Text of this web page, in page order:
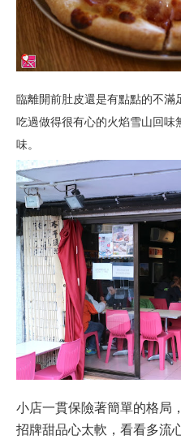
臨離開前肚皮還是有點點的不滿
吃過做得很有心的火焰雪山回
味。
小店一貫保險著簡單的格局
招牌甜品心太軟，看看多流